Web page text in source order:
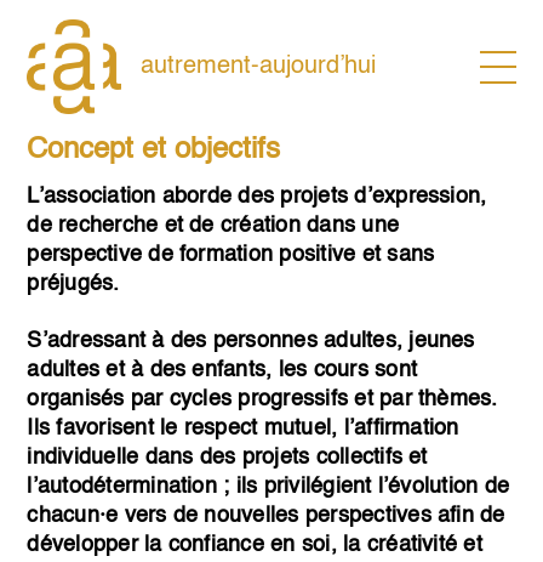
content
autrement-aujourd’hui
Concept et objectifs
L’association aborde des projets d’expression,
de recherche et de création dans une
perspective de formation positive et sans
préjugés.
S’adressant à des personnes adultes, jeunes
adultes et à des enfants, les cours sont
organisés par cycles progressifs et par thèmes.
Ils favorisent le respect mutuel, l’affirmation
individuelle dans des projets collectifs et
l’autodétermination ; ils privilégient l’évolution de
chacun·e vers de nouvelles perspectives afin de
développer la confiance en soi, la créativité et